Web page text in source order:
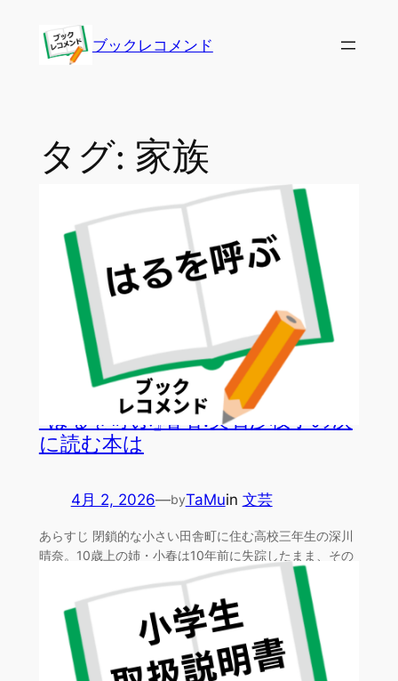
ブックレコメンド
タグ: 家族
『はるを呼ぶ』著者:実石沙枝子の次
に読む本は
4月 2, 2026—byTaMuin 文芸
あらすじ 閉鎖的な小さい田舎町に住む高校三年生の深川
晴奈。10歳上の姉・小春は10年前に失踪したまま、その